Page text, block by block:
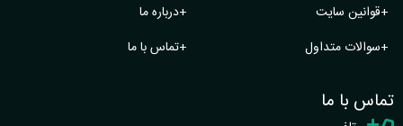
+قوانین سایت
+سوالات متداول
+درباره ما
+تماس با ما
تماس با ما